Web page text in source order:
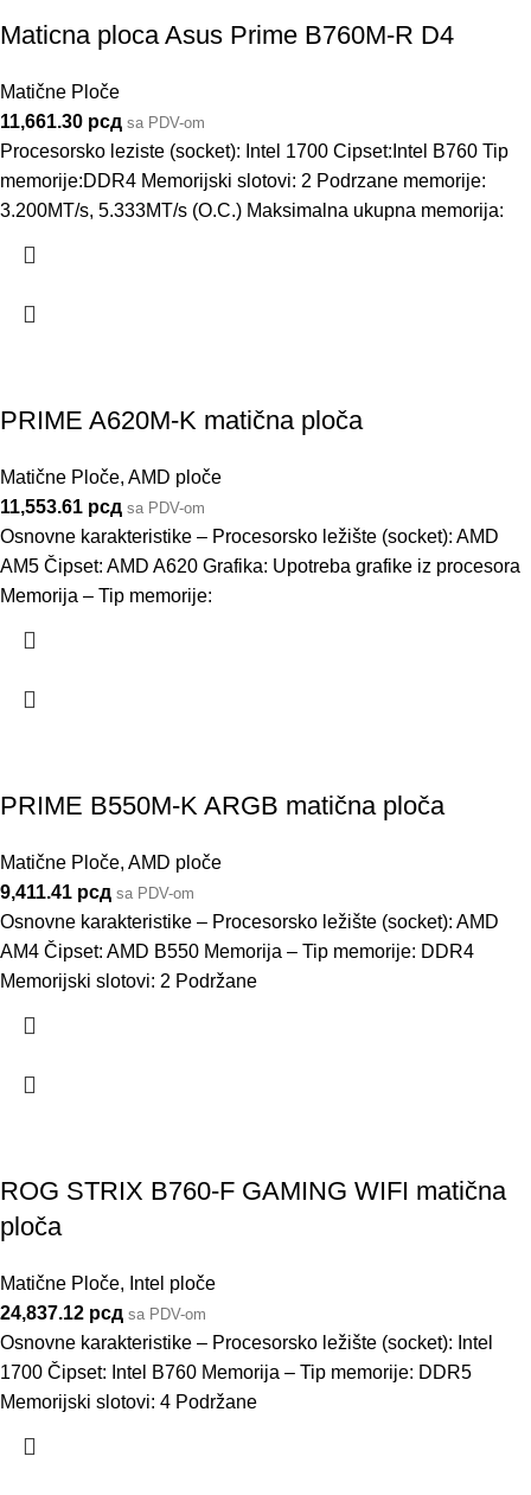
Maticna ploca Asus Prime B760M-R D4
Matične Ploče
11,661.30 рсд sa PDV-om
Procesorsko leziste (socket): Intel 1700 Cipset:Intel B760 Tip
memorije:DDR4 Memorijski slotovi: 2 Podrzane memorije:
3.200MT/s, 5.333MT/s (O.C.) Maksimalna ukupna memorija:
PRIME A620M-K matična ploča
Matične Ploče, AMD ploče
11,553.61 рсд sa PDV-om
Osnovne karakteristike – Procesorsko ležište (socket): AMD
AM5 Čipset: AMD A620 Grafika: Upotreba grafike iz procesora
Memorija – Tip memorije:
PRIME B550M-K ARGB matična ploča
Matične Ploče, AMD ploče
9,411.41 рсд sa PDV-om
Osnovne karakteristike – Procesorsko ležište (socket): AMD
AM4 Čipset: AMD B550 Memorija – Tip memorije: DDR4
Memorijski slotovi: 2 Podržane
ROG STRIX B760-F GAMING WIFI matična
ploča
Matične Ploče, Intel ploče
24,837.12 рсд sa PDV-om
Osnovne karakteristike – Procesorsko ležište (socket): Intel
1700 Čipset: Intel B760 Memorija – Tip memorije: DDR5
Memorijski slotovi: 4 Podržane